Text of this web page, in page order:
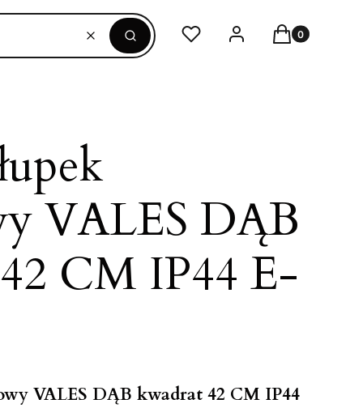
WyczyśćSzukaj
Ulubione Zaloguj sięProdukty w
Koszyk
VALES DĄB
CM IP44 E-
VALES DĄB kwadrat 42 CM IP44